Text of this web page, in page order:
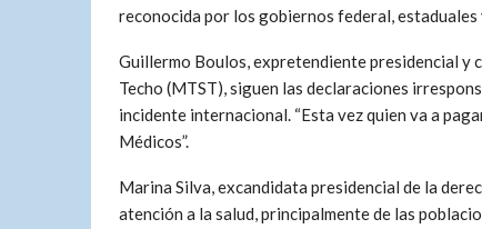
reconocida por los gobiernos federal,
Guillermo Boulos, expretendiente presidencial y
Techo (MTST), siguen las declaraciones
incidente internacional. “Esta vez quien va a
Médicos”.
Marina Silva, excandidata presidencial de la
atención a la salud, principalmente de las